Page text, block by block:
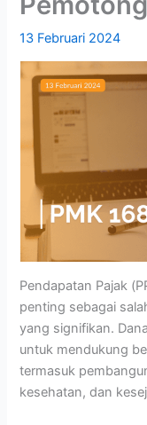
13 Februari 2024
Pendapatan Pajak
penting sebagai
yang signifikan.
untuk mendukung
termasuk
kesehatan, dan